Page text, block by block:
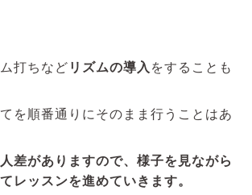
打ちなど リズムの導入 をすることも
を順番通りにそのまま行うことはあ
差がありますので、様子を見ながら
レッスンを進めていきます。